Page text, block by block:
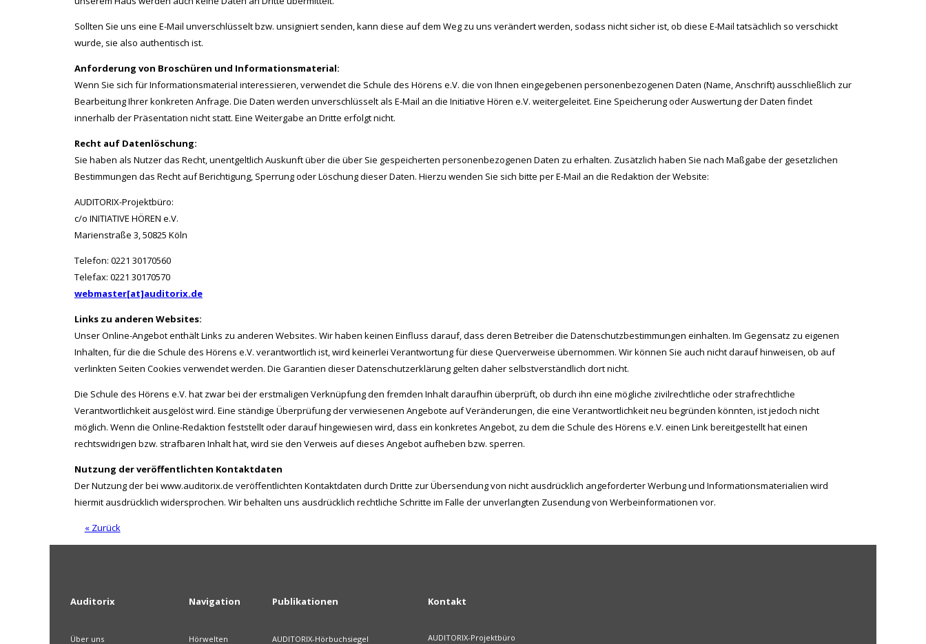
Sollten Sie uns eine E-Mail unverschlüsselt bzw. unsigniert senden, kann diese auf dem Weg zu uns verändert werden, sodass nicht sicher ist, ob diese E-Mail tatsächlich so verschickt
wurde, sie also authentisch ist.
Anforderung von Broschüren und Informationsmaterial:
Wenn Sie sich für Informationsmaterial interessieren, verwendet die Schule des Hörens e.V. die von Ihnen eingegebenen personenbezogenen Daten (Name, Anschrift) ausschließlich zur
Bearbeitung Ihrer konkreten Anfrage. Die Daten werden unverschlüsselt als E-Mail an die Initiative Hören e.V. weitergeleitet. Eine Speicherung oder Auswertung der Daten findet
innerhalb der Präsentation nicht statt. Eine Weitergabe an Dritte erfolgt nicht.
Recht auf Datenlöschung:
Sie haben als Nutzer das Recht, unentgeltlich Auskunft über die über Sie gespeicherten personenbezogenen Daten zu erhalten. Zusätzlich haben Sie nach Maßgabe der gesetzlichen
Bestimmungen das Recht auf Berichtigung, Sperrung oder Löschung dieser Daten. Hierzu wenden Sie sich bitte per E-Mail an die Redaktion der Website:
AUDITORIX-Projektbüro:
c/o INITIATIVE HÖREN e.V.
Marienstraße 3, 50825 Köln
Telefon: 0221 30170560
Telefax: 0221 30170570
webmaster[at]auditorix.de
Links zu anderen Websites:
Unser Online-Angebot enthält Links zu anderen Websites. Wir haben keinen Einfluss darauf, dass deren Betreiber die Datenschutzbestimmungen einhalten. Im Gegensatz zu eigenen
Inhalten, für die die Schule des Hörens e.V. verantwortlich ist, wird keinerlei Verantwortung für diese Querverweise übernommen. Wir können Sie auch nicht darauf hinweisen, ob auf
verlinkten Seiten Cookies verwendet werden. Die Garantien dieser Datenschutzerklärung gelten daher selbstverständlich dort nicht.
Die Schule des Hörens e.V. hat zwar bei der erstmaligen Verknüpfung den fremden Inhalt daraufhin überprüft, ob durch ihn eine mögliche zivilrechtliche oder strafrechtliche
Verantwortlichkeit ausgelöst wird. Eine ständige Überprüfung der verwiesenen Angebote auf Veränderungen, die eine Verantwortlichkeit neu begründen könnten, ist jedoch nicht
möglich. Wenn die Online-Redaktion feststellt oder darauf hingewiesen wird, dass ein konkretes Angebot, zu dem die Schule des Hörens e.V. einen Link bereitgestellt hat einen
rechtswidrigen bzw. strafbaren Inhalt hat, wird sie den Verweis auf dieses Angebot aufheben bzw. sperren.
Nutzung der veröffentlichten Kontaktdaten
Der Nutzung der bei www.auditorix.de veröffentlichten Kontaktdaten durch Dritte zur Übersendung von nicht ausdrücklich angeforderter Werbung und Informationsmaterialien wird
hiermit ausdrücklich widersprochen. Wir behalten uns ausdrücklich rechtliche Schritte im Falle der unverlangten Zusendung von Werbeinformationen vor.
« Zurück
Auditorix
Über uns
Navigation
Hörwelten
Publikationen
AUDITORIX-Hörbuchsiegel
Kontakt
AUDITORIX-Projektbüro